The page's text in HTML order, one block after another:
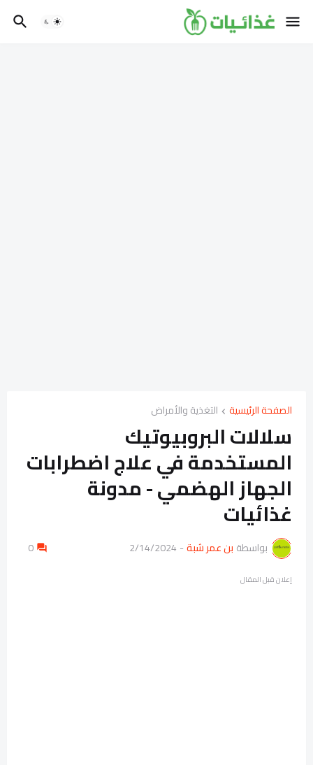
الصفحة الرئيسية التغذية والأمراض
سلالات البروبيوتيك
المستخدمة في علاج اضطرابات
الجهاز الهضمي - مدونة
غذائيات
بواسطة بن عمر شبة-
2/14/2024
0
إعلان قبل المقال